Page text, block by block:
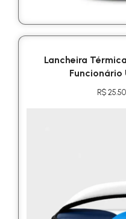
Lancheira
Funcionário
R$ 25.50